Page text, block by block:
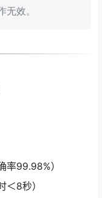
无效。
率99.98%）
8秒）